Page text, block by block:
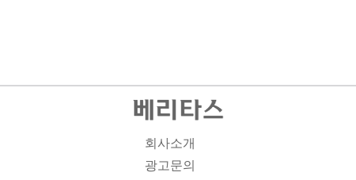
회사소개
광고문의